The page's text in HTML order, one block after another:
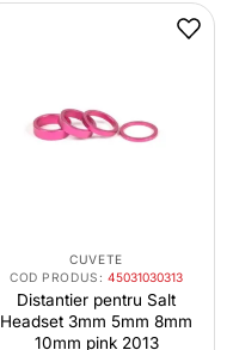
CUVETE
COD PRODUS: 45031030313
Distantier pentru Salt
Headset 3mm 5mm 8mm
10mm pink 2013